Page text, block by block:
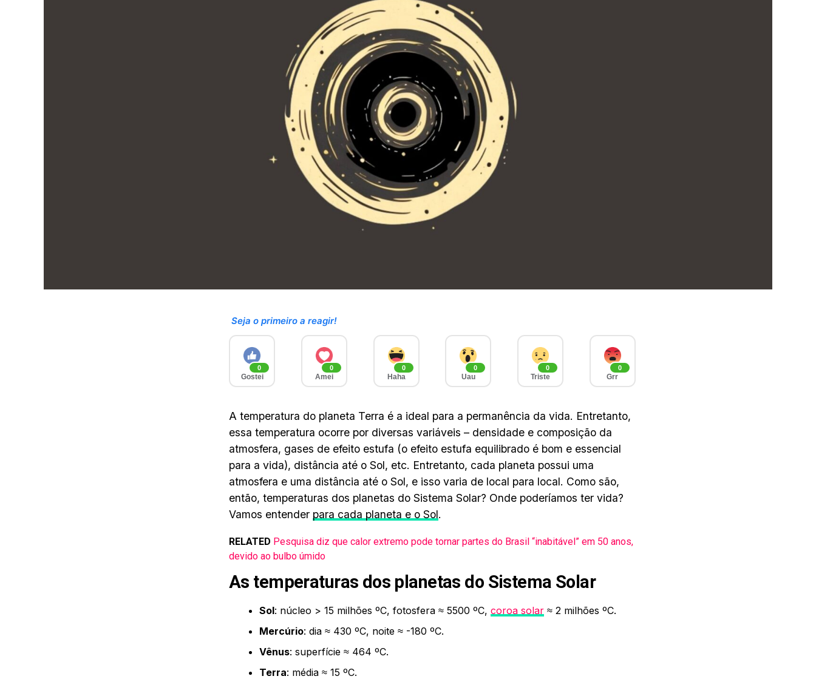
Seja o primeiro a reagir!
0
Gostei
0
Amei
0
Haha
0
Uau
0
Triste
0
Grr
A temperatura do planeta Terra é a ideal para a permanência da vida. Entretanto,
essa temperatura ocorre por diversas variáveis – densidade e composição da
atmosfera, gases de efeito estufa (o efeito estufa equilibrado é bom e essencial
para a vida), distância até o Sol, etc. Entretanto, cada planeta possui uma
atmosfera e uma distância até o Sol, e isso varia de local para local. Como são,
então, temperaturas dos planetas do Sistema Solar? Onde poderíamos ter vida?
Vamos entender para cada planeta e o Sol.
RELATED Pesquisa diz que calor extremo pode tornar partes do Brasil “inabitável” em 50 anos,
devido ao bulbo úmido
As temperaturas dos planetas do Sistema Solar
Sol: núcleo > 15 milhões ºC, fotosfera ≈ 5500 ºC, coroa solar ≈ 2 milhões ºC.
Mercúrio: dia ≈ 430 ºC, noite ≈ -180 ºC.
Vênus: superfície ≈ 464 ºC.
Terra: média ≈ 15 ºC.